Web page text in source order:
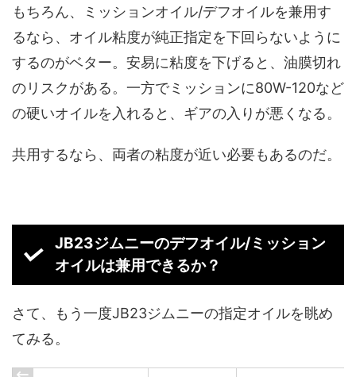
もちろん、ミッションオイル/デフオイルを兼用す
るなら、オイル粘度が純正指定を下回らないように
するのがベター。安易に粘度を下げると、油膜切れ
のリスクがある。一方でミッションに80W-120など
の硬いオイルを入れると、ギアの入りが悪くなる。
共用するなら、両者の粘度が近い必要もあるのだ。
JB23ジムニーのデフオイル/ミッション
オイルは兼用できるか？
さて、もう一度JB23ジムニーの指定オイルを眺め
てみる。